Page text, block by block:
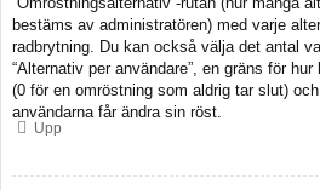
bestäms av administratören) med varje
radbrytning. Du kan också välja det antal
“Alternativ per användare”, en gräns för
(0 för en omröstning som aldrig tar slut)
användarna får ändra sin röst.
Upp